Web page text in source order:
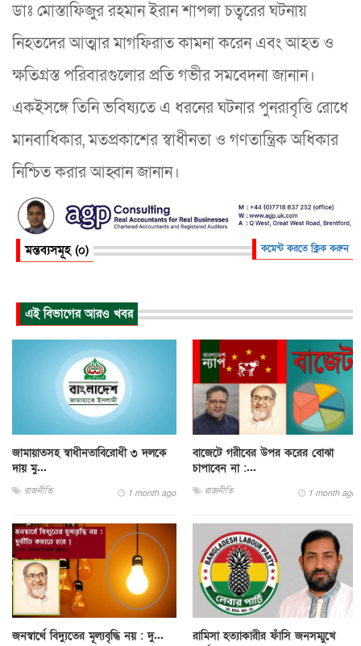
ডাঃ মোস্তাফিজুর রহমান ইরান শাপলা চত্বরের ঘটনায়
নিহতদের আত্মার মাগফিরাত কামনা করেন এবং আহত ও
ক্ষতিগ্রস্ত পরিবারগুলোর প্রতি গভীর সমবেদনা জানান।
একইসঙ্গে তিনি ভবিষ্যতে এ ধরনের ঘটনার পুনরাবৃত্তি রোধে
মানবাধিকার, মতপ্রকাশের স্বাধীনতা ও গণতান্ত্রিক অধিকার
নিশ্চিত করার আহ্বান জানান।
মন্তব্যসমূহ (০) কমেন্ট করতে ক্লিক করুন
এই বিভাগের আরও খবর
জামায়াতসহ স্বাধীনতাবিরোধী ৩ দলকে
দায় মু...
রাজনীতি 1 month ago
বাজেটে গরীবের উপর করের বোঝা
চাপাবেন না :...
রাজনীতি 1 month ago
জনস্বার্থে বিদ্যুতের মূল্যবৃদ্ধি নয় : দু...
রামিসা হত্যাকারীর ফাঁসি জনসম্মুখে